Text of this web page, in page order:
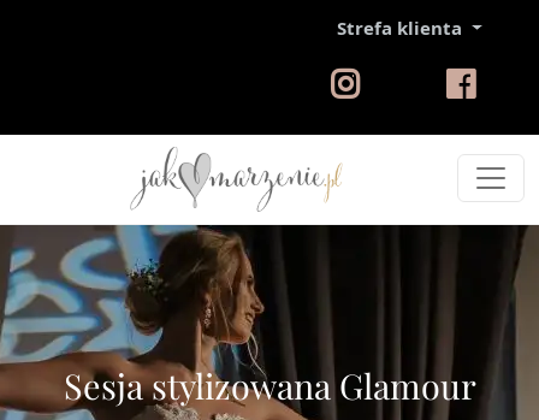
Strefa klienta
Sesja stylizowana Glamour